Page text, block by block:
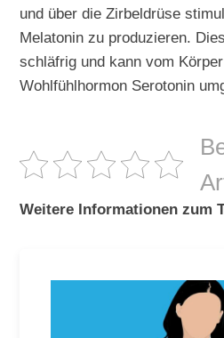
und über die Zirbeldrüse
Melatonin zu produzieren.
schläfrig und kann vom
Wohlfühlhormon Serotonin
Weitere Informationen zum